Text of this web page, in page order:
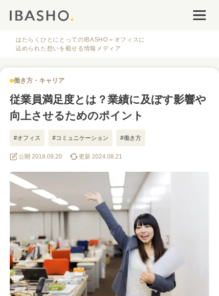
ファシリティナレッジ
IBASHOについて
人気のタグ
#オフィス #インタビュー #ファシリティ
#働き方 #特集 #レイアウト #オフィス移転
#おしゃれオフィス
#こだわりオフィス #コスト #コミュニケーション
#フリーアドレス #ブランディング
はたらくひとにとってのIBASHO＝オフィスに
込められた想いを載せる情報メディア
働き方・キャリア
従業員満足度とは？業績に及ぼす影響や
向上させるためのポイント
#オフィス #コミュニケーション #働き方
公開 2018.09.20 更新 2024.08.21